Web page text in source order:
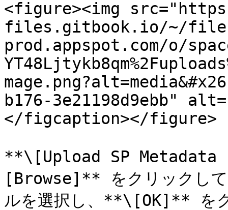
<figure><img
files.gitbook.io/~/
prod.appspot.com/o/
b176-3e21198d9ebb"
</figcaption></figure>
**\[Upload SP
[Browse]** をクリックし
ルを選択し、**\[OK]** を